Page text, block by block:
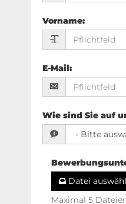
Vorname:
E-Mail:
Wie sind Sie auf
Datei
Maximal 5